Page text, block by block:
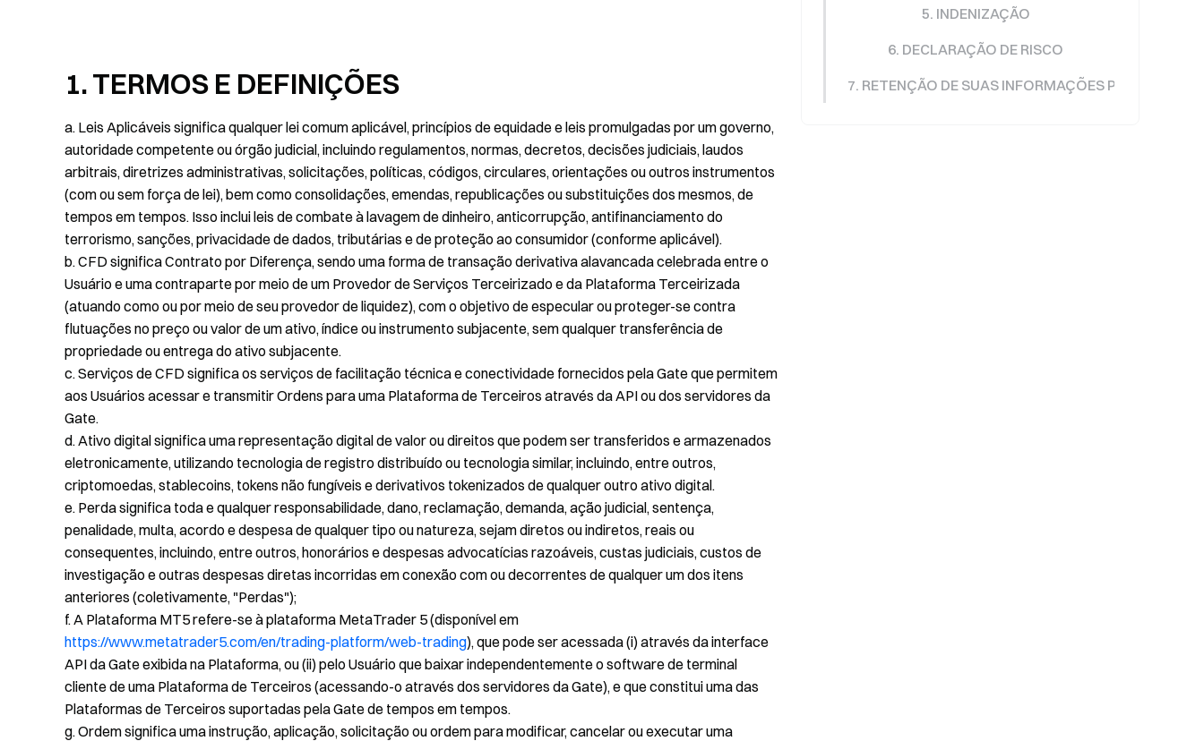
1. TERMOS E DEFINIÇÕES
a. Leis Aplicáveis significa qualquer lei comum aplicável, princípios de equidade e leis promulgadas por um governo,
autoridade competente ou órgão judicial, incluindo regulamentos, normas, decretos, decisões judiciais, laudos
arbitrais, diretrizes administrativas, solicitações, políticas, códigos, circulares, orientações ou outros instrumentos
(com ou sem força de lei), bem como consolidações, emendas, republicações ou substituições dos mesmos, de
tempos em tempos. Isso inclui leis de combate à lavagem de dinheiro, anticorrupção, antifinanciamento do
terrorismo, sanções, privacidade de dados, tributárias e de proteção ao consumidor (conforme aplicável).
b. CFD significa Contrato por Diferença, sendo uma forma de transação derivativa alavancada celebrada entre o
Usuário e uma contraparte por meio de um Provedor de Serviços Terceirizado e da Plataforma Terceirizada
(atuando como ou por meio de seu provedor de liquidez), com o objetivo de especular ou proteger-se contra
flutuações no preço ou valor de um ativo, índice ou instrumento subjacente, sem qualquer transferência de
propriedade ou entrega do ativo subjacente.
c. Serviços de CFD significa os serviços de facilitação técnica e conectividade fornecidos pela Gate que permitem
aos Usuários acessar e transmitir Ordens para uma Plataforma de Terceiros através da API ou dos servidores da
Gate.
d. Ativo digital significa uma representação digital de valor ou direitos que podem ser transferidos e armazenados
eletronicamente, utilizando tecnologia de registro distribuído ou tecnologia similar, incluindo, entre outros,
criptomoedas, stablecoins, tokens não fungíveis e derivativos tokenizados de qualquer outro ativo digital.
e. Perda significa toda e qualquer responsabilidade, dano, reclamação, demanda, ação judicial, sentença,
penalidade, multa, acordo e despesa de qualquer tipo ou natureza, sejam diretos ou indiretos, reais ou
consequentes, incluindo, entre outros, honorários e despesas advocatícias razoáveis, custas judiciais, custos de
investigação e outras despesas diretas incorridas em conexão com ou decorrentes de qualquer um dos itens
anteriores (coletivamente, "Perdas");
f. A Plataforma MT5 refere-se à plataforma MetaTrader 5 (disponível em
https://www.metatrader5.com/en/trading-platform/web-trading), que pode ser acessada (i) através da interface
API da Gate exibida na Plataforma, ou (ii) pelo Usuário que baixar independentemente o software de terminal
cliente de uma Plataforma de Terceiros (acessando-o através dos servidores da Gate), e que constitui uma das
Plataformas de Terceiros suportadas pela Gate de tempos em tempos.
g. Ordem significa uma instrução, aplicação, solicitação ou ordem para modificar, cancelar ou executar uma
5. INDENIZAÇÃO
6. DECLARAÇÃO DE RISCO
7. RETENÇÃO DE SUAS INFORMAÇÕES PESSOAIS